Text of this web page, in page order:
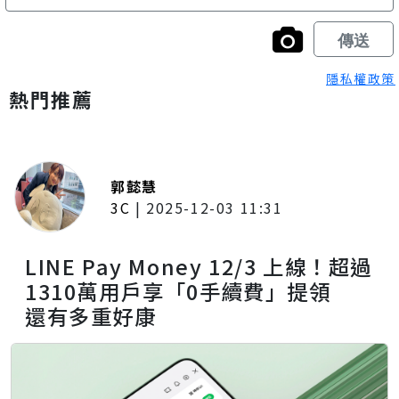
隱私權政策
熱門推薦
郭懿慧
3C | 2025-12-03 11:31
LINE Pay Money 12/3 上線！超過
1310萬用戶享「0手續費」提領
還有多重好康